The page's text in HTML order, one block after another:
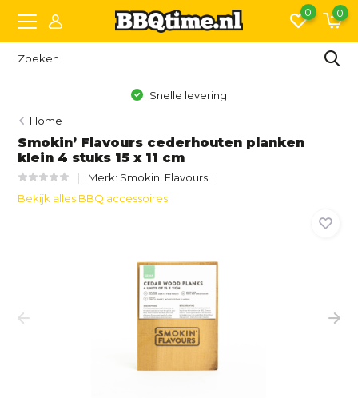
0 0
Snelle levering
Home
Smokin’ Flavours cederhouten planken
klein 4 stuks 15 x 11 cm
Merk: Smokin' Flavours
Bekijk alles BBQ accessoires